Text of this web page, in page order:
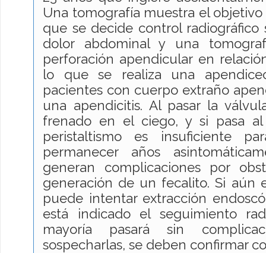
Una tomografía muestra el
que se decide control radiográfico
dolor abdominal y una
perforación apendicular en
lo que se realiza una
pacientes con cuerpo extraño
una apendicitis. Al pasar la
frenado en el ciego, y si pasa
peristaltismo es insuficiente
permanecer años
generan complicaciones por
generación de un fecalito. Si aún
puede intentar extracción
está indicado el seguimiento
mayoría pasará sin
sospecharlas, se deben confirmar